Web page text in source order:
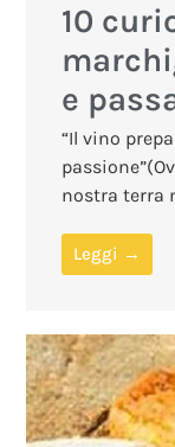
10
e
“Il vino
nostra terra
Leggi →